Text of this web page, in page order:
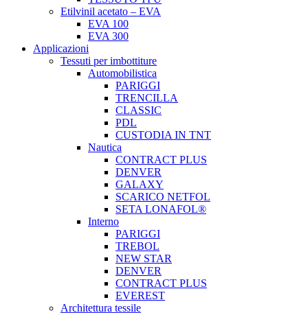
Etilvinil acetato – EVA
EVA 100
EVA 300
Applicazioni
Tessuti per imbottiture
Automobilistica
PARIGGI
TRENCILLA
CLASSIC
PDL
CUSTODIA IN TNT
Nautica
CONTRACT PLUS
DENVER
GALAXY
SCARICO NETFOL
SETA LONAFOL®
Interno
PARIGGI
TREBOL
NEW STAR
DENVER
CONTRACT PLUS
EVEREST
Architettura tessile